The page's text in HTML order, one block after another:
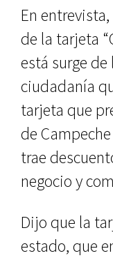
En
de la tarjeta
está surge de
ciudadanía
tarjeta que
de
trae
negocio y
Dijo que la
estado, que